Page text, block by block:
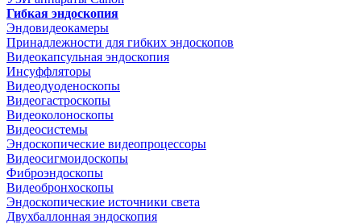
Гибкая эндоскопия
Эндовидеокамеры
Принадлежности для гибких эндоскопов
Видеокапсульная эндоскопия
Инсуффляторы
Видеодуоденоскопы
Видеогастроскопы
Видеоколоноскопы
Видеосистемы
Эндоскопические видеопроцессоры
Видеосигмоидоскопы
Фиброэндоскопы
Видеобронхоскопы
Эндоскопические источники света
Двухбаллонная эндоскопия